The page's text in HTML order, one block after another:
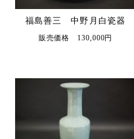
福島善三 中野月白瓷器
販売価格 130,000円